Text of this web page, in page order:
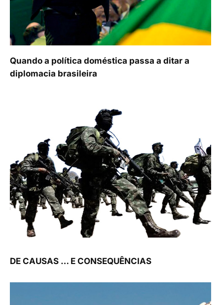
Quando a política doméstica passa a ditar a
diplomacia brasileira
DE CAUSAS … E CONSEQUÊNCIAS